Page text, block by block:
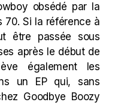
obsédé par la
70. Si la référence à
être passée sous
après le début de
également les
un EP qui, sans
Goodbye Boozy